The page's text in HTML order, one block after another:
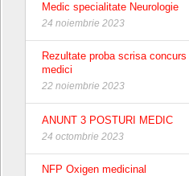
Medic specialitate Neurologie
24 noiembrie 2023
Rezultate proba scrisa concurs
medici
22 noiembrie 2023
ANUNT 3 POSTURI MEDIC
24 octombrie 2023
NFP Oxigen medicinal